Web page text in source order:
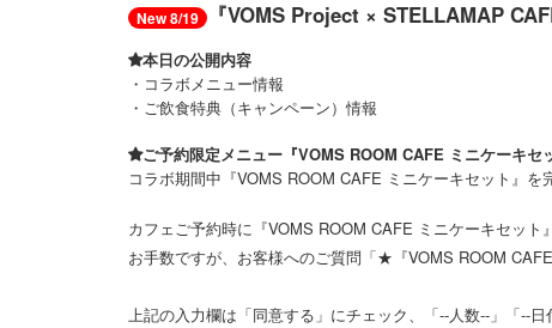
New 8/19 『VOMS Project × STELLAMAP
本日の公開内容
・コラボメニュー情報
・ご飲食特典（キャンペーン）情報
ご予約限定メニュー『VOMS ROOM CAFE ミニケーキセ
コラボ期間中『VOMS ROOM CAFE ミニケーキセット』を
カフェご予約時に『VOMS ROOM CAFE ミニケーキセット
お手数ですが、お客様へのご質問「★『VOMS ROOM
上記の入力欄は「同意する」にチェック、「--人数--」「--